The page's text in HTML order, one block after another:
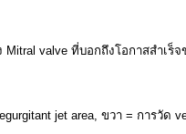
valve ที่บอกถึงโอกาสสำเร็จ
jet area, ขวา = การวัด